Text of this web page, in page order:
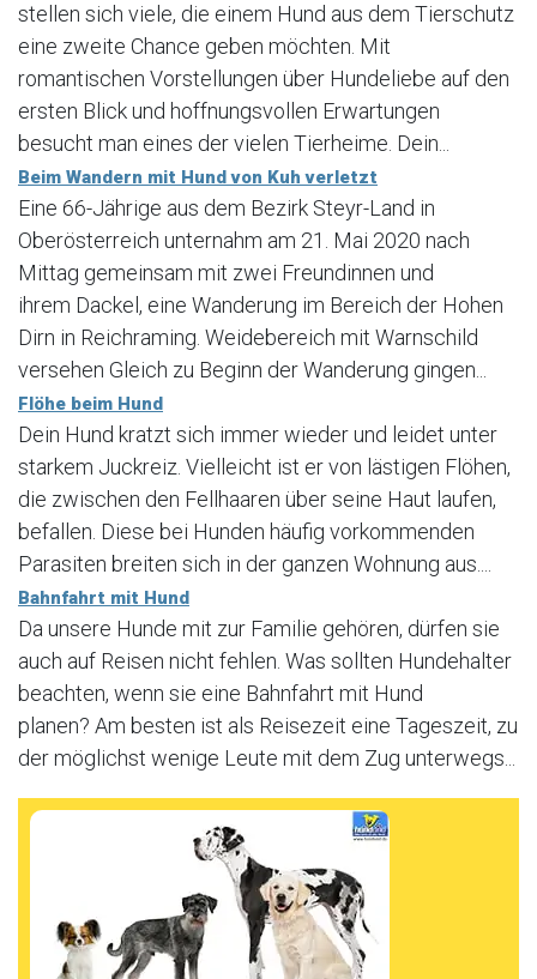
stellen sich viele, die einem Hund aus dem Tierschutz
eine zweite Chance geben möchten. Mit
romantischen Vorstellungen über Hundeliebe auf den
ersten Blick und hoffnungsvollen Erwartungen
besucht man eines der vielen Tierheime. Dein...
Beim Wandern mit Hund von Kuh verletzt
Eine 66-Jährige aus dem Bezirk Steyr-Land in
Oberösterreich unternahm am 21. Mai 2020 nach
Mittag gemeinsam mit zwei Freundinnen und
ihrem Dackel, eine Wanderung im Bereich der Hohen
Dirn in Reichraming. Weidebereich mit Warnschild
versehen Gleich zu Beginn der Wanderung gingen...
Flöhe beim Hund
Dein Hund kratzt sich immer wieder und leidet unter
starkem Juckreiz. Vielleicht ist er von lästigen Flöhen,
die zwischen den Fellhaaren über seine Haut laufen,
befallen. Diese bei Hunden häufig vorkommenden
Parasiten breiten sich in der ganzen Wohnung aus....
Bahnfahrt mit Hund
Da unsere Hunde mit zur Familie gehören, dürfen sie
auch auf Reisen nicht fehlen. Was sollten Hundehalter
beachten, wenn sie eine Bahnfahrt mit Hund
planen? Am besten ist als Reisezeit eine Tageszeit, zu
der möglichst wenige Leute mit dem Zug unterwegs...